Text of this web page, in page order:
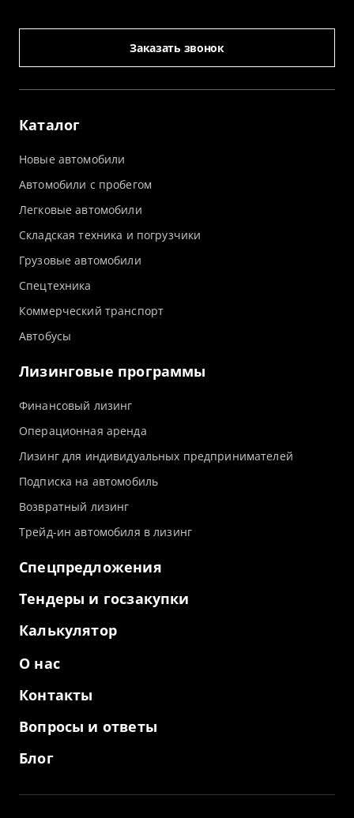
Каталог
Новые автомобили
Автомобили с пробегом
Легковые автомобили
Складская техника и погрузчики
Грузовые автомобили
Спецтехника
Коммерческий транспорт
Автобусы
Лизинговые программы
Финансовый лизинг
Операционная аренда
Лизинг для индивидуальных предпринимателей
Подписка на автомобиль
Возвратный лизинг
Трейд-ин автомобиля в лизинг
Спецпредложения
Тендеры и госзакупки
Калькулятор
О нас
Контакты
Вопросы и ответы
Блог
Заказать звонок